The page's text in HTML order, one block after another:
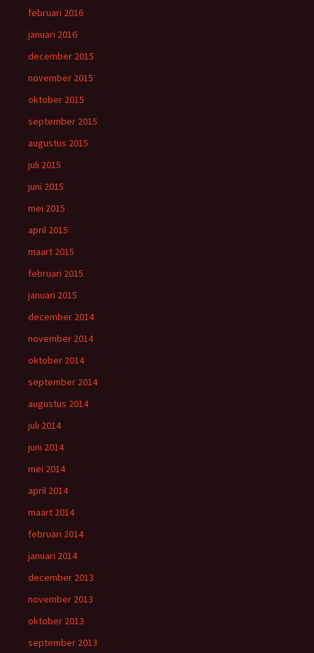
februari 2016
januari 2016
december 2015
november 2015
oktober 2015
september 2015
augustus 2015
juli 2015
juni 2015
mei 2015
april 2015
maart 2015
februari 2015
januari 2015
december 2014
november 2014
oktober 2014
september 2014
augustus 2014
juli 2014
juni 2014
mei 2014
april 2014
maart 2014
februari 2014
januari 2014
december 2013
november 2013
oktober 2013
september 2013